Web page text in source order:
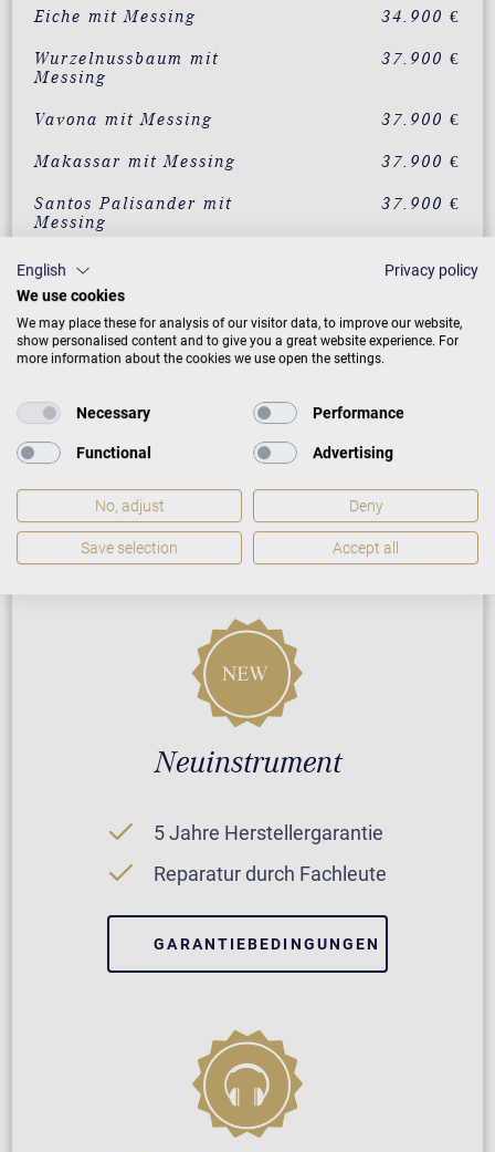
Eiche mit Messing 34.900 €
Wurzelnussbaum mit
Messing
37.900 €
Vavona mit Messing 37.900 €
Makassar mit Messing 37.900 €
Santos Palisander mit
Messing
37.900 €
Pyramidenmahagoni mit
Messing
37.900 €
ZUSATZLEISTUNGEN FÜR C. BECHSTEIN
Neuinstrument
5 Jahre Herstellergarantie
Reparatur durch Fachleute
GARANTIEBEDINGUNGEN
English
Privacy policy
We use cookies
We may place these for analysis of our visitor data, to improve our website,
show personalised content and to give you a great website experience. For
more information about the cookies we use open the settings.
Necessary Performance
Functional Advertising
No, adjust Deny
Save selection Accept all